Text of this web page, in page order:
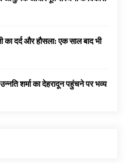
दर्द और हौसला: एक साल बाद भी
शर्मा का देहरादून पहुंचने पर भव्य